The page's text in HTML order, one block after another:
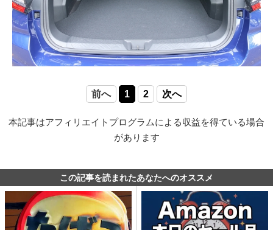
前へ 1 2 次へ
本記事はアフィリエイトプログラムによる収益を得ている場合
があります
この記事を読まれたあなたへのオススメ